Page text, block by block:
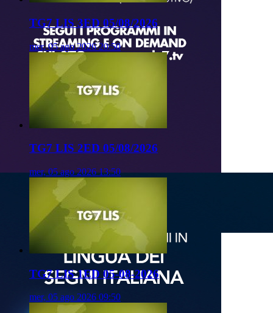
TG7 LIS 3ED 05/08/2026
mer, 05 ago 2026 20:50
TG7 LIS 2ED 05/08/2026
mer, 05 ago 2026 13:50
TG7 LIS 1ED 05-08-2026
mer, 05 ago 2026 09:50